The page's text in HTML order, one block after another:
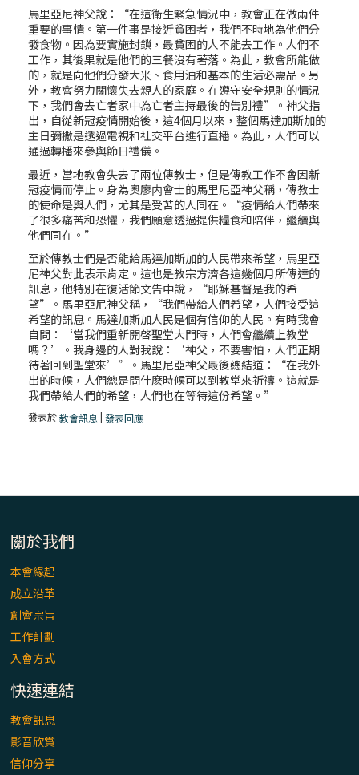
馬里亞尼神父說：“在這衛生緊急情況中，教會正在做兩件
重要的事情。第一件事是接近貧困者，我們不時地為他們分
發食物。因為要實施封鎖，最貧困的人不能去工作。人們不
工作，其後果就是他們的三餐沒有著落。為此，教會所能做
的，就是向他們分發大米、食用油和基本的生活必需品。另
外，教會努力關懷失去親人的家庭。在遵守安全規則的情況
下，我們會去亡者家中為亡者主持最後的告別禮”。神父指
出，自從新冠疫情開始後，這4個月以來，整個馬達加斯加的
主日彌撒是透過電視和社交平台進行直播。為此，人們可以
通過轉播來參與節日禮儀。
最近，當地教會失去了兩位傳教士，但是傳教工作不會因新
冠疫情而停止。身為奧廖内會士的馬里尼亞神父稱，傳教士
的使命是與人們，尤其是受苦的人同在。“疫情給人們帶來
了很多痛苦和恐懼，我們願意透過提供糧食和陪伴，繼續與
他們同在。”
至於傳教士們是否能給馬達加斯加的人民帶來希望，馬里亞
尼神父對此表示肯定。這也是教宗方濟各這幾個月所傳達的
訊息，他特別在復活節文告中說，“耶穌基督是我的希
望”。馬里亞尼神父稱，“我們帶給人們希望，人們接受這
希望的訊息。馬達加斯加人民是個有信仰的人民。有時我會
自問：‘當我們重新開啓聖堂大門時，人們會繼續上教堂
嗎？’。我身邊的人對我說：‘神父，不要害怕，人們正期
待著回到聖堂來’”。馬里尼亞神父最後總結道：“在我外
出的時候，人們總是問什麽時候可以到教堂來祈禱。這就是
我們帶給人們的希望，人們也在等待這份希望。”
發表於教會訊息 |發表回應
關於我們
本會緣起
成立沿革
創會宗旨
工作計劃
入會方式
快速連結
教會訊息
影音欣賞
信仰分享